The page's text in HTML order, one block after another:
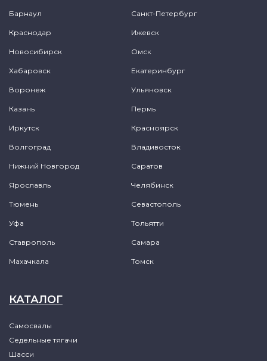
Барнаул Санкт-Петербург
Краснодар Ижевск
Новосибирск Омск
Хабаровск Екатеринбург
Воронеж Ульяновск
Казань Пермь
Иркутск Красноярск
Волгоград Владивосток
Нижний Новгород Саратов
Ярославль Челябинск
Тюмень Севастополь
Уфа Тольятти
Ставрополь Самара
Махачкала Томск
КАТАЛОГ
Самосвалы
Седельные тягачи
Шасси